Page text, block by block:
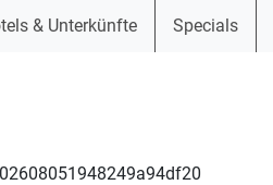
& Unterkünfte Specials